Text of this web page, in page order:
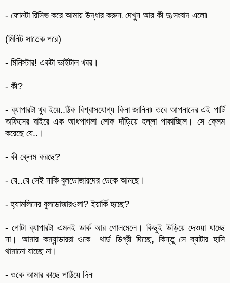
- ফোনটা রিসিভ করে আমায় উদ্ধার করুন৷ দেখুন আর কী দুঃসংবাদ এলো৷
(মিনিট সাতেক পরে)
- মিনিস্টার! একটা ভাইটাল খবর।
- কী?
- ব্যাপারটা খুব ইয়ে..ঠিক বিশ্বাসযোগ্য কিনা জানিনা৷ তবে আপনাদের এই পার্টি
অফিসের বাইরে এক আধপাগলা লোক দাঁড়িয়ে হল্লা পাকাচ্ছিল। সে ক্লেম
করেছে যে..।
- কী ক্লেম করছে?
- যে..যে সেই নাকি বুলডোজারদের ডেকে আনছে।
- হ্যামলিনের বুলডোজারওলা? ইয়ার্কি হচ্ছে?
- গোটা ব্যাপারটা এমনই ডার্ক আর গোলমেলে। কিছুই উড়িয়ে দেওয়া যাচ্ছে
না। আমার কম্যান্ডাররা ওকে থার্ড ডিগ্রী দিচ্ছে, কিন্তু সে ব্যাটার হাসি
থামানো যাচ্ছে না।
- ওকে আমার কাছে পাঠিয়ে দিন৷